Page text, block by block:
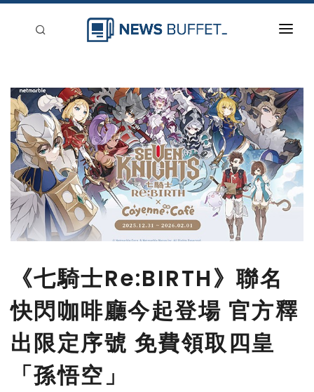
新聞稿分類
登入
刊登
《七騎士Re:BIRTH》聯名
快閃咖啡廳今起登場 官方釋
出限定序號 免費領取四皇
「孫悟空」